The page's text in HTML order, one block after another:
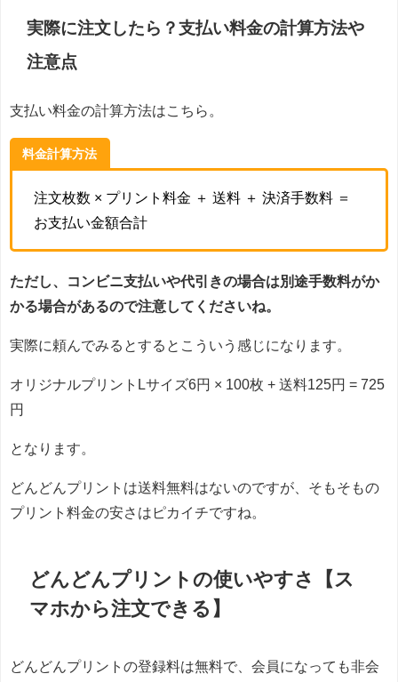
実際に注文したら？支払い料金の計算方法や
注意点
支払い料金の計算方法はこちら。
料金計算方法
注文枚数 × プリント料金 ＋ 送料 ＋ 決済手数料 ＝
お支払い金額合計
ただし、コンビニ支払いや代引きの場合は別途手数料がか
かる場合があるので注意してくださいね。
実際に頼んでみるとするとこういう感じになります。
オリジナルプリントLサイズ6円 × 100枚 + 送料125円 = 725
円
となります。
どんどんプリントは送料無料はないのですが、そもそもの
プリント料金の安さはピカイチですね。
どんどんプリントの使いやすさ【ス
マホから注文できる】
どんどんプリントの登録料は無料で、会員になっても非会